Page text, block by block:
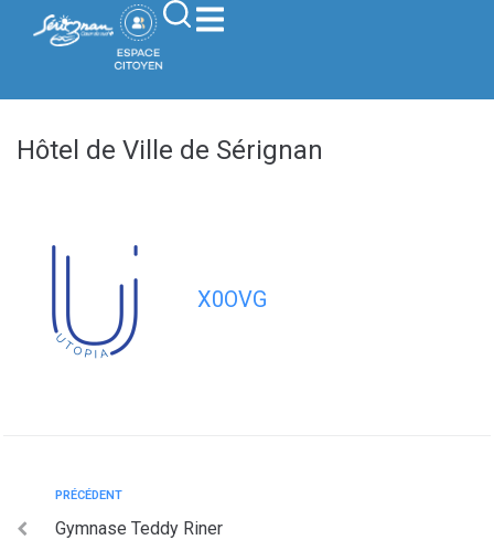
principal
Hôtel de Ville de Sérignan
X0OVG
PRÉCÉDENT
Gymnase Teddy Riner